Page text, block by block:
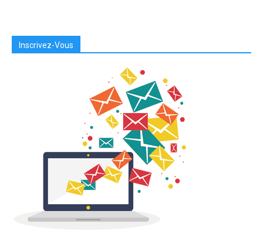
Inscrivez-Vous